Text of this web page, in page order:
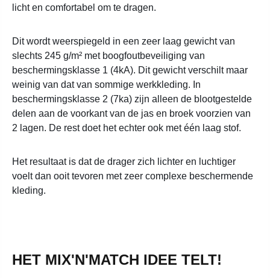
licht en comfortabel om te dragen.
Dit wordt weerspiegeld in een zeer laag gewicht van
slechts 245 g/m² met boogfoutbeveiliging van
beschermingsklasse 1 (4kA). Dit gewicht verschilt maar
weinig van dat van sommige werkkleding. In
beschermingsklasse 2 (7ka) zijn alleen de blootgestelde
delen aan de voorkant van de jas en broek voorzien van
2 lagen. De rest doet het echter ook met één laag stof.
Het resultaat is dat de drager zich lichter en luchtiger
voelt dan ooit tevoren met zeer complexe beschermende
kleding.
HET MIX'N'MATCH IDEE TELT!